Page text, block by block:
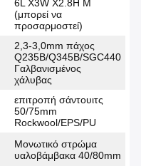
6L X3W X2.8H M
(μπορεί να
προσαρμοστεί)
2,3-3,0mm πάχος
Q235B/Q345B/SGC440
Γαλβανισμένος
χάλυβας
επιτροπή σάντουιτς
50/75mm
Rockwool/EPS/PU
Μονωτικό στρώμα
υαλοβάμβακα 40/80mm